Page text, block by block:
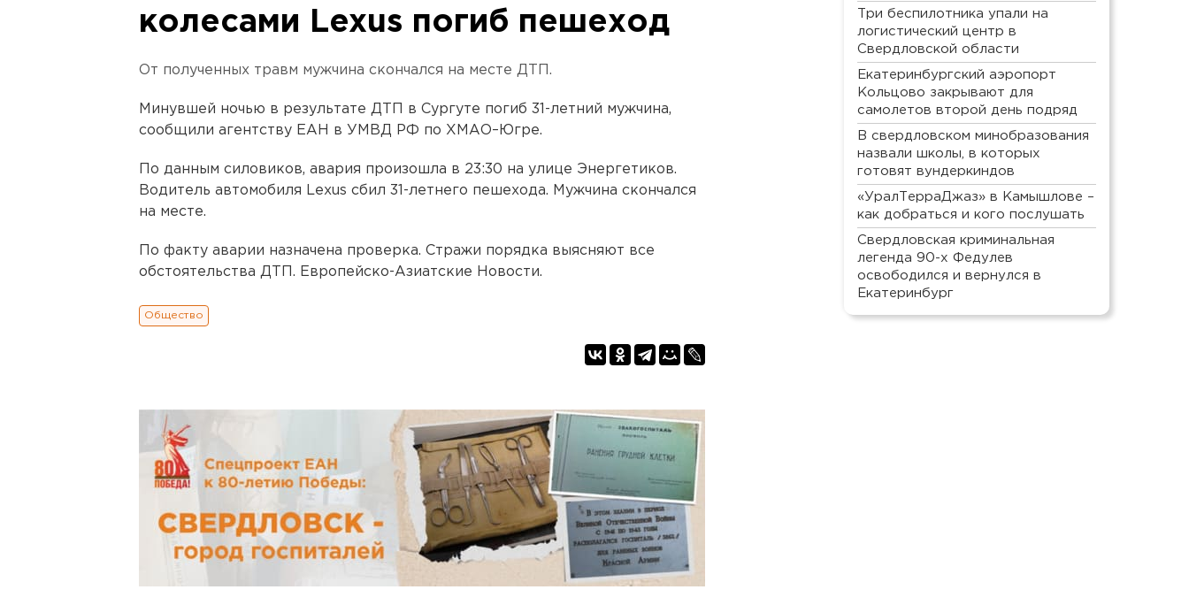
колесами Lexus погиб пешеход
От полученных травм мужчина скончался на месте ДТП.
Минувшей ночью в результате ДТП в Сургуте погиб 31-летний мужчина,
сообщили агентству ЕАН в УМВД РФ по ХМАО–Югре.
По данным силовиков, авария произошла в 23:30 на улице Энергетиков.
Водитель автомобиля Lexus сбил 31-летнего пешехода. Мужчина скончался
на месте.
По факту аварии назначена проверка. Стражи порядка выясняют все
обстоятельства ДТП. Европейско-Азиатские Новости.
Общество
Три беспилотника упали на
логистический центр в
Свердловской области
Екатеринбургский аэропорт
Кольцово закрывают для
самолетов второй день подряд
В свердловском минобразования
назвали школы, в которых
готовят вундеркиндов
«УралТерраДжаз» в Камышлове –
как добраться и кого послушать
Свердловская криминальная
легенда 90-х Федулев
освободился и вернулся в
Екатеринбург